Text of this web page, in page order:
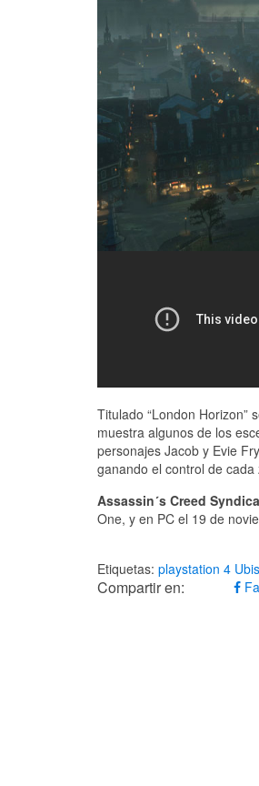
Titulado “London Horizon”
muestra algunos de los
personajes Jacob y Evie
ganando el control de
Assassin´s Creed
One, y en PC el 19 de
Etiquetas: playstation 4
Compartir en: